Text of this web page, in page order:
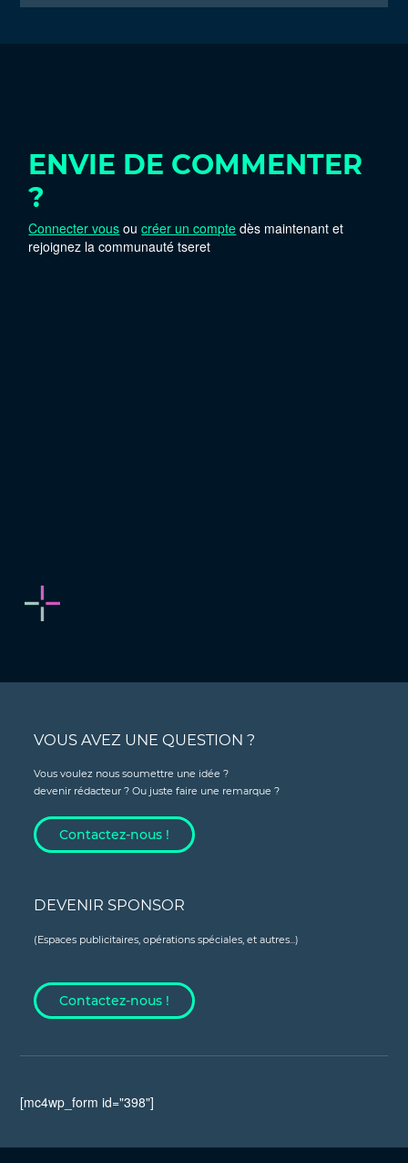
ENVIE DE COMMENTER
?
Connecter vous oucréer un compte dès maintenant et
rejoignez la communauté tseret
VOUS AVEZ UNE QUESTION ?
Vous voulez nous soumettre une idée ?
devenir rédacteur ? Ou juste faire une remarque ?
Contactez-nous !
DEVENIR SPONSOR
(Espaces publicitaires, opérations spéciales, et autres...)
Contactez-nous !
[mc4wp_form id="398"]